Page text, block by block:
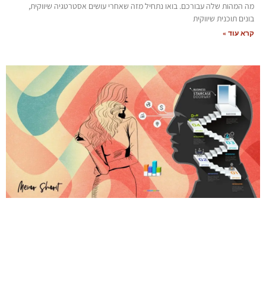
מה המהות שלה עבורכם. בואו נתחיל מזה שאחרי עושים אסטרטגיה שיווקית,
בונים תוכנית שיווקית
קרא עוד »